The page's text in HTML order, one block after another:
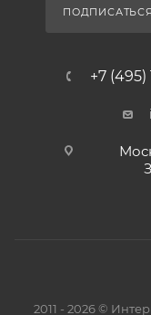
+7 (495)
2011 - 2026 ©